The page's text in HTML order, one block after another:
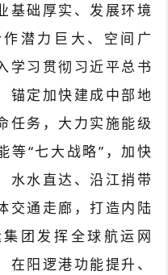
基础厚实、发展环境
潜力巨大、空间广
学习贯彻习近平总书
锚定加快建成中部地
任务，大力实施能级
等“七大战略”，加快
水水直达、沿江捎带
交通走廊，打造内陆
团发挥全球航运网
阳逻港功能提升、